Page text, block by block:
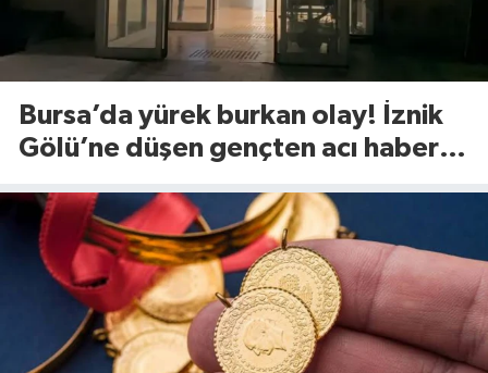
Bursa’da yürek burkan olay! İznik
Gölü’ne düşen gençten acı haber